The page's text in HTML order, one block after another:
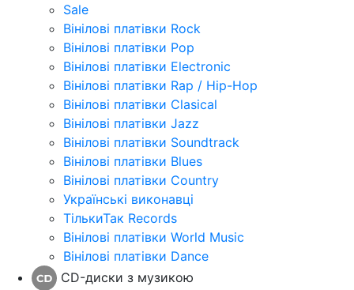
Sale
Вінілові платівки Rock
Вінілові платівки Pop
Вінілові платівки Electronic
Вінілові платівки Rap / Hip-Hop
Вінілові платівки Clasical
Вінілові платівки Jazz
Вінілові платівки Soundtrack
Вінілові платівки Blues
Вінілові платівки Country
Українські виконавці
ТількиТак Records
Вінілові платівки World Music
Вінілові платівки Dance
CD-диски з музикою